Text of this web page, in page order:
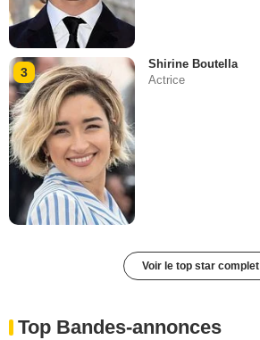
3
Shirine Boutella
Actrice
Voir le top star complet
Top Bandes-annonces